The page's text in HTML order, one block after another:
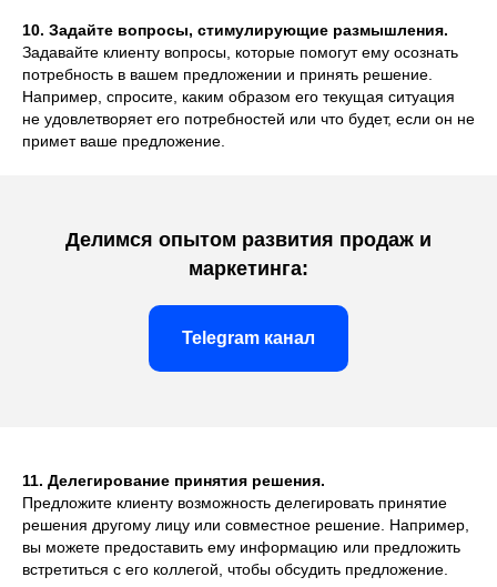
10. Задайте вопросы, стимулирующие размышления.
Задавайте клиенту вопросы, которые помогут ему осознать
потребность в вашем предложении и принять решение.
Например, спросите, каким образом его текущая ситуация
не удовлетворяет его потребностей или что будет, если он не
примет ваше предложение.
Делимся опытом развития продаж и
маркетинга:
Telegram канал
11. Делегирование принятия решения.
Предложите клиенту возможность делегировать принятие
решения другому лицу или совместное решение. Например,
вы можете предоставить ему информацию или предложить
встретиться с его коллегой, чтобы обсудить предложение.